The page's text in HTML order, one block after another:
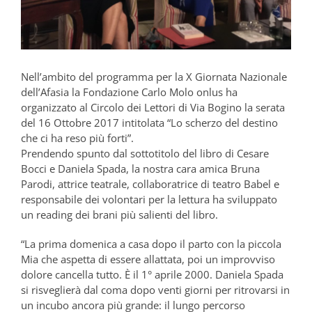
Nell’ambito del programma per la X Giornata Nazionale
dell’Afasia la Fondazione Carlo Molo onlus ha
organizzato al Circolo dei Lettori di Via Bogino la serata
del 16 Ottobre 2017 intitolata “Lo scherzo del destino
che ci ha reso più forti”.
Prendendo spunto dal sottotitolo del libro di Cesare
Bocci e Daniela Spada, la nostra cara amica Bruna
Parodi, attrice teatrale, collaboratrice di teatro Babel e
responsabile dei volontari per la lettura ha sviluppato
un reading dei brani più salienti del libro.
“La prima domenica a casa dopo il parto con la piccola
Mia che aspetta di essere allattata, poi un improvviso
dolore cancella tutto. È il 1° aprile 2000. Daniela Spada
si risveglierà dal coma dopo venti giorni per ritrovarsi in
un incubo ancora più grande: il lungo percorso